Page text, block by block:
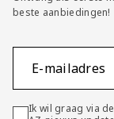
beste aanbiedingen!
E-mailadres
Ik wil graag via